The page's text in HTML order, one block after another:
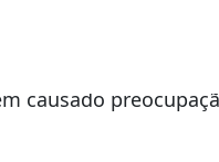
conhecimento do
da RFB
causado